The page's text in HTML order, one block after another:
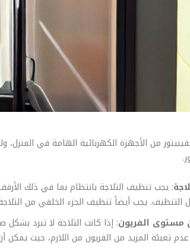
من الأجهزة الكهربائية الهامة في
: يجب تنظيف الثلاجة بانتظام بما في ذلك
التنظيف. يجب أيضاً تنظيف الجزء الخلفي من
مستوى الفريون: إذا كانت الثلاجة لا تبرد
تعبئة المزيد من الفريون من اللازم، حيث يمكن